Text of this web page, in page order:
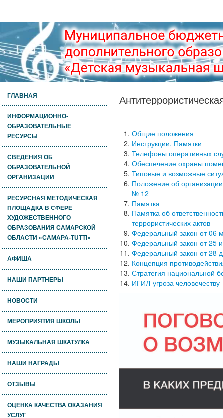
ГЛАВНАЯ
ИНФОРМАЦИОННО-
ОБРАЗОВАТЕЛЬНЫЕ
РЕСУРСЫ
СВЕДЕНИЯ ОБ
ОБРАЗОВАТЕЛЬНОЙ
ОРГАНИЗАЦИИ
РЕСУРСНАЯ МЕТОДИЧЕСКАЯ
ПЛОЩАДКА В СФЕРЕ
ХУДОЖЕСТВЕННОГО
ОБРАЗОВАНИЯ САМАРСКОЙ
ОБЛАСТИ «САМАРА-TUTTI»
АФИША
НАШИ ПАРТНЕРЫ
НОВОСТИ
МЕРОПРИЯТИЯ ШКОЛЫ
МУЗЫКАЛЬНАЯ ШКАТУЛКА
НАШИ НАГРАДЫ
ОТЗЫВЫ
ОЦЕНКА КАЧЕСТВА ОКАЗАНИЯ
УСЛУГ
Общие положения
Инструкции. Памятки
Телефоны оперативных
Обеспечение охраны
Типовые и возможные
Положение об
№ 12
Памятка
Памятка об
террористических актов
Федеральный закон от 06
Федеральный закон от 25
Федеральный закон от 28
Концепция
Стратегия национальной
ИГИЛ-угроза человечеству